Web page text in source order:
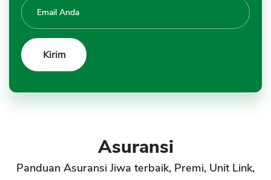
Asuransi
Panduan Asuransi Jiwa terbaik, Premi, Unit Link,